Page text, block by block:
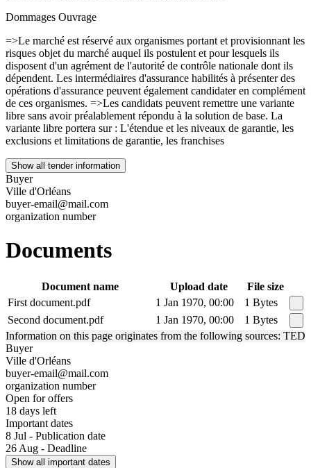
Dommages Ouvrage
=>Le marché est réservé aux organismes portant et provisionnant les
risques objet du marché auquel ils postulent et pour lesquels ils
disposent d'un agrément de l'autorité de contrôle nationale dont ils
dépendent. Les intermédiaires d'assurance habilités à présenter des
opérations d'assurance peuvent également candidater en complément
de ces organismes. =>Les candidats peuvent remettre une variante
libre sans avoir préalablement répondu à la solution de base. La
variante libre portera sur : L'étendue et les niveaux de garantie, les
exclusions et limitations de garantie, les franchises
Show all tender information
Buyer
Ville d'Orléans
buyer-email@mail.com
organization number
Documents
Document name Upload date
File size
First document.pdf
1 Jan 1970, 00:00
1 Bytes
Second document.pdf
1 Jan 1970, 00:00
1 Bytes
Information on this page originates from the following sources: TED
Buyer
Ville d'Orléans
buyer-email@mail.com
organization number
Open for offers
18 days left
Important dates
8 Jul - Publication date
26 Aug - Deadline
Show all important dates